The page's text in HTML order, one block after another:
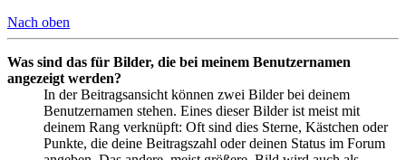
Nach oben
Was sind das für Bilder, die bei meinem Benutzernamen
angezeigt werden?
In der Beitragsansicht können zwei Bilder bei deinem
Benutzernamen stehen. Eines dieser Bilder ist meist mit
deinem Rang verknüpft: Oft sind dies Sterne, Kästchen oder
Punkte, die deine Beitragszahl oder deinen Status im Forum